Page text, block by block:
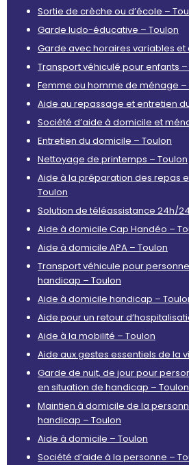
Sortie de crèche ou d’école –
Garde ludo-éducative – Toulon
Garde avec horaires variables et
Transport véhiculé pour enfants –
Femme ou homme de ménage –
Aide au repassage et entretien
Société d’aide à domicile et
Entretien du domicile – Toulon
Nettoyage de printemps – Toulon
Aide à la préparation des repas
Toulon
Solution de téléassistance 24h/
Aide à domicile Cap Handéo –
Aide à domicile APA – Toulon
Transport véhicule pour
handicap – Toulon
Aide à domicile handicap –
Aide pour un retour
Aide à la mobilité – Toulon
Aide aux gestes essentiels de la
Garde de nuit, de jour pour
en situation de handicap – Toulon
Maintien à domicile de la
handicap – Toulon
Aide à domicile – Toulon
Société d’aide à la personne –